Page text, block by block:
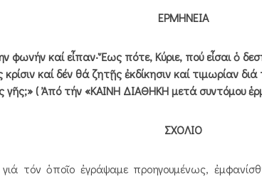
ΕΡΜΗΝΕΙΑ
φωνήν καί εἶπαν· Ἕως πότε, Κύριε, πού εἶσαι ὁ
καί δέν θά ζητῇς ἐκδίκησιν καί τιμωρίαν
γῆς;» ( Ἀπό τήν «ΚΑΙΝΗ ΔΙΑΘΗΚΗ μετά συντόμου
ΣΧΟΛΙΟ
τόν ὁποῖο ἐγράψαμε προηγουμένως,